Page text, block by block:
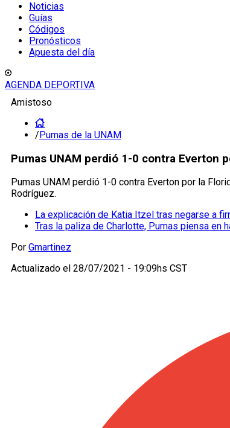
Noticias
Guías
Códigos
Pronósticos
Apuesta del día
AGENDA DEPORTIVA
Amistoso
/Pumas de la UNAM
Pumas UNAM perdió 1-0 contra Everton
Pumas UNAM perdió 1-0 contra Everton por la
Rodríguez.
La explicación de Katia Itzel tras negarse a
Tras la paliza de Charlotte, Pumas piensa en
Por Gmartinez
Actualizado el 28/07/2021 - 19:09hs CST